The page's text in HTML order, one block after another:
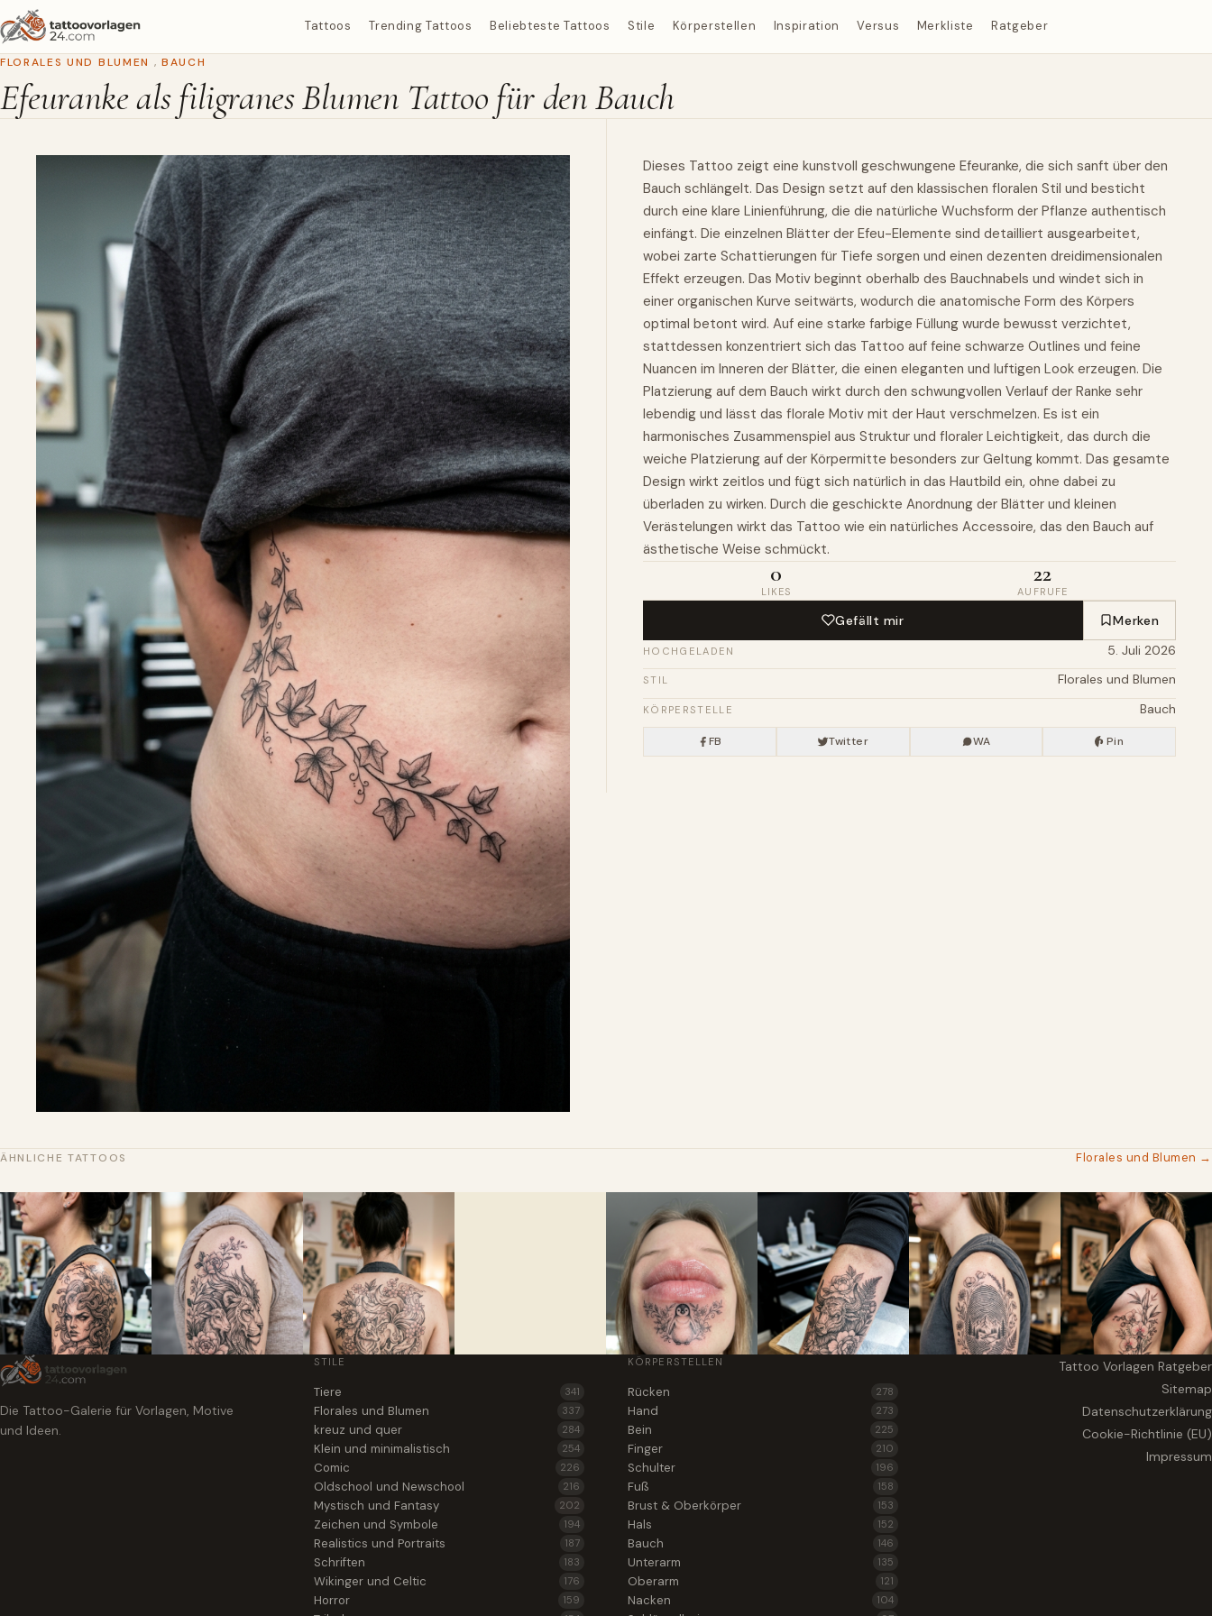
Tattoos Trending Tattoos Beliebteste Tattoos Stile Körperstellen Inspiration Versus Merkliste Ratgeber
FLORALES UND BLUMEN , BAUCH
Efeuranke als filigranes Blumen Tattoo für den Bauch
Dieses Tattoo zeigt eine kunstvoll geschwungene Efeuranke, die sich sanft über den
Bauch schlängelt. Das Design setzt auf den klassischen floralen Stil und besticht
durch eine klare Linienführung, die die natürliche Wuchsform der Pflanze authentisch
einfängt. Die einzelnen Blätter der Efeu-Elemente sind detailliert ausgearbeitet,
wobei zarte Schattierungen für Tiefe sorgen und einen dezenten dreidimensionalen
Effekt erzeugen. Das Motiv beginnt oberhalb des Bauchnabels und windet sich in
einer organischen Kurve seitwärts, wodurch die anatomische Form des Körpers
optimal betont wird. Auf eine starke farbige Füllung wurde bewusst verzichtet,
stattdessen konzentriert sich das Tattoo auf feine schwarze Outlines und feine
Nuancen im Inneren der Blätter, die einen eleganten und luftigen Look erzeugen. Die
Platzierung auf dem Bauch wirkt durch den schwungvollen Verlauf der Ranke sehr
lebendig und lässt das florale Motiv mit der Haut verschmelzen. Es ist ein
harmonisches Zusammenspiel aus Struktur und floraler Leichtigkeit, das durch die
weiche Platzierung auf der Körpermitte besonders zur Geltung kommt. Das gesamte
Design wirkt zeitlos und fügt sich natürlich in das Hautbild ein, ohne dabei zu
überladen zu wirken. Durch die geschickte Anordnung der Blätter und kleinen
Verästelungen wirkt das Tattoo wie ein natürliches Accessoire, das den Bauch auf
ästhetische Weise schmückt.
0
LIKES
22
AUFRUFE
Gefällt mir Merken
HOCHGELADEN 5. Juli 2026
STIL Florales und Blumen
KÖRPERSTELLE Bauch
FB Twitter WA Pin
ÄHNLICHE TATTOOS Florales und Blumen →
Die Tattoo-Galerie für Vorlagen, Motive
und Ideen.
STILE
Tiere 341
Florales und Blumen 337
kreuz und quer 284
Klein und minimalistisch 254
Comic 226
Oldschool und Newschool 216
Mystisch und Fantasy 202
Zeichen und Symbole 194
Realistics und Portraits 187
Schriften 183
Wikinger und Celtic 176
Horror 159
KÖRPERSTELLEN
Rücken 278
Hand 273
Bein 225
Finger 210
Schulter 196
Fuß 158
Brust & Oberkörper 153
Hals 152
Bauch 146
Unterarm 135
Oberarm 121
Nacken 104
Tattoo Vorlagen Ratgeber
Sitemap
Datenschutzerklärung
Cookie-Richtlinie (EU)
Impressum